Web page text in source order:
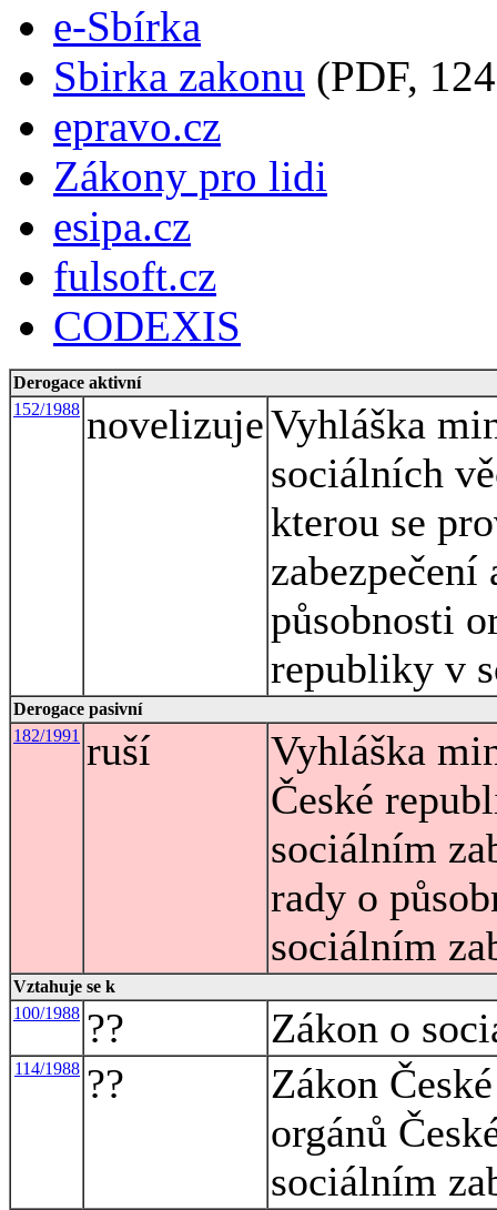
e-Sbírka
Sbirka zakonu (PDF,
epravo.cz
Zákony pro lidi
esipa.cz
fulsoft.cz
CODEXIS
Derogace aktivní
152/1988 novelizujeVyhláška
sociálních
kterou se
zabezpečení
působnosti
republiky v
Derogace pasivní
182/1991 ruší
Vyhláška
České
sociálním
rady o
sociálním
Vztahuje se k
100/1988 ?? Zákon o
114/1988 ??
Zákon
orgánů
sociálním